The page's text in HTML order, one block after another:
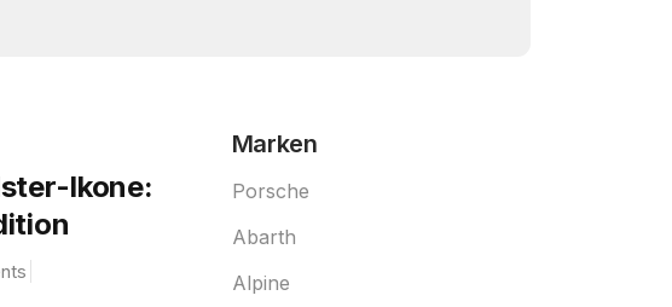
Ikone:
Marken
Porsche
Abarth
Alpine